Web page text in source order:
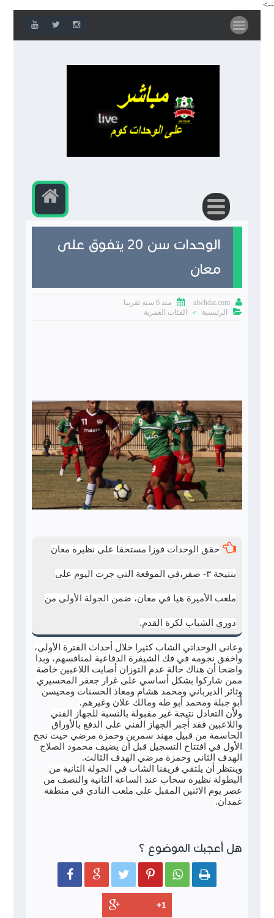
-->
الوحدات سن 20 يتفوق على
معان

alwhdat.com

منذ 6 سنه تقريبا

الرئيسية > الفئات العمرية
حقق الوحدات فوزا مستحقا على نظيره معان
بنتيجة ٣- صفر،في الموقعة التي جرت اليوم على
ملعب الأميرة هيا في معان، ضمن الجولة الأولى من
دوري الشباب لكرة القدم.
وعانى الوحداتي الشاب كثيرا خلال أحداث الفترة الأولى،
واخفق نجومه في فك الشيفرة الدفاعية لمنافسهم، وبدا
واضحا أن هناك حالة عدم التوزان أصابت اللاعبين خاصة
ممن شاركوا بشكل أساسي على غرار جعفر المحسيري
وثائر الديرباني ومحمد هشام ومعاذ الحسنات ومحيسن
أبو جبلة ومحمد أبو طه ومالك علان وغيرهم.
ولأن التعادل نتيجة غير مقبولة بالنسبة للجهاز الفني
واللاعبين فقد أجبر الجهاز الفني على الدفع بالأوراق
الحاسمة من قبيل مهند سمرين وحمزة مرضي حيث نجح
الأول في افتتاح التسجيل قبل أن يضيف محمود الصلاج
الهدف الثاني وحمزة مرضي الهدف الثالث.
وينتظر أن يلتقي فريقنا الشاب في الجولة الثانية من
البطولة نظيره سحاب عند الساعة الثانية والنصف من
عصر يوم الاثنين المقبل على ملعب النادي في منطقة
غمدان.
هل أعجبك الموضوع ؟
     